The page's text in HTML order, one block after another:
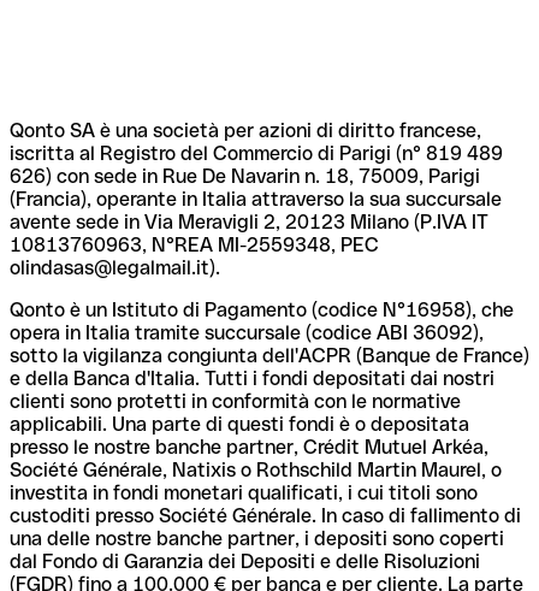
Qonto SA è una società per azioni di diritto francese,
iscritta al Registro del Commercio di Parigi (n° 819 489
626) con sede in Rue De Navarin n. 18, 75009, Parigi
(Francia), operante in Italia attraverso la sua succursale
avente sede in Via Meravigli 2, 20123 Milano (P.IVA IT
10813760963, N°REA MI-2559348, PEC
olindasas@legalmail.it).
Qonto è un Istituto di Pagamento (codice N°16958), che
opera in Italia tramite succursale (codice ABI 36092),
sotto la vigilanza congiunta dell'ACPR (Banque de France)
e della Banca d'Italia. Tutti i fondi depositati dai nostri
clienti sono protetti in conformità con le normative
applicabili. Una parte di questi fondi è o depositata
presso le nostre banche partner, Crédit Mutuel Arkéa,
Société Générale, Natixis o Rothschild Martin Maurel, o
investita in fondi monetari qualificati, i cui titoli sono
custoditi presso Société Générale. In caso di fallimento di
una delle nostre banche partner, i depositi sono coperti
dal Fondo di Garanzia dei Depositi e delle Risoluzioni
(FGDR) fino a 100.000 € per banca e per cliente. La parte